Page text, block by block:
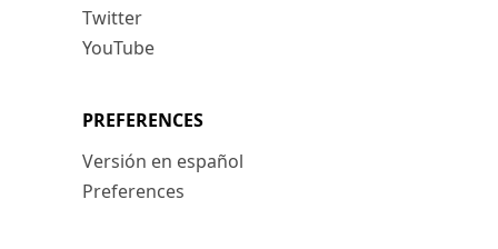
Twitter
YouTube
PREFERENCES
Versión en español
Preferences